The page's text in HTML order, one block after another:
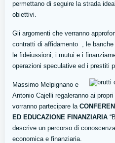
permettano di seguire la strada
obiettivi.
Gli argomenti che verranno
contratti di affidamento , le
le fideiussioni, i mutui e i
operazioni speculative ed i prestiti
Massimo Melpignano e
Antonio Cajelli regaleranno ai
vorranno partecipare la
ED EDUCAZIONE FINANZIARIA
descrive un percorso di
economica e finanziaria.